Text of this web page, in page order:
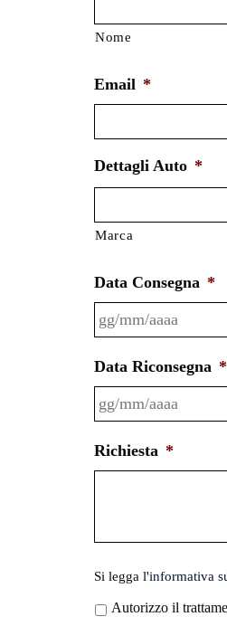
Nome
Email *
Dettagli Auto *
Marca
Data Consegna *
Data Riconsegna *
Richiesta *
Si
l'informativa
Si legga l'informativa
Autorizzo il